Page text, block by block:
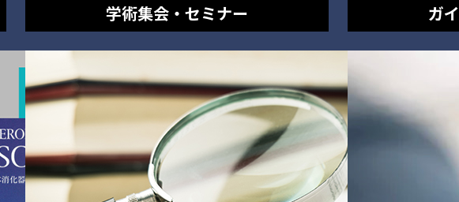
学術集会・セミナー ガ